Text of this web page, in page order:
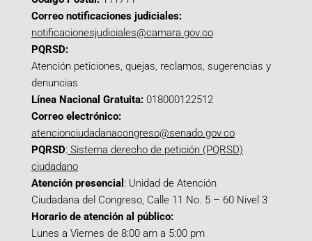
Correo notificaciones judiciales:
notificacionesjudiciales@camara.gov.co
PQRSD:
Atención peticiones, quejas, reclamos, sugerencias y
denuncias
Línea Nacional Gratuita: 018000122512
Correo electrónico:
atencionciudadanacongreso@senado.gov.co
PQRSD: Sistema derecho de petición (PQRSD)
ciudadano
Atención presencial : Unidad de Atención
Ciudadana del Congreso, Calle 11 No. 5 – 60 Nivel 3
Horario de atención al público:
Lunes a Viernes de 8:00 am a 5:00 pm